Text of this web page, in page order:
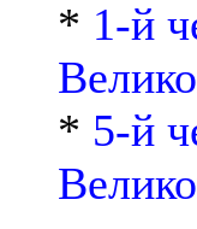
* 1-й
* 5-й